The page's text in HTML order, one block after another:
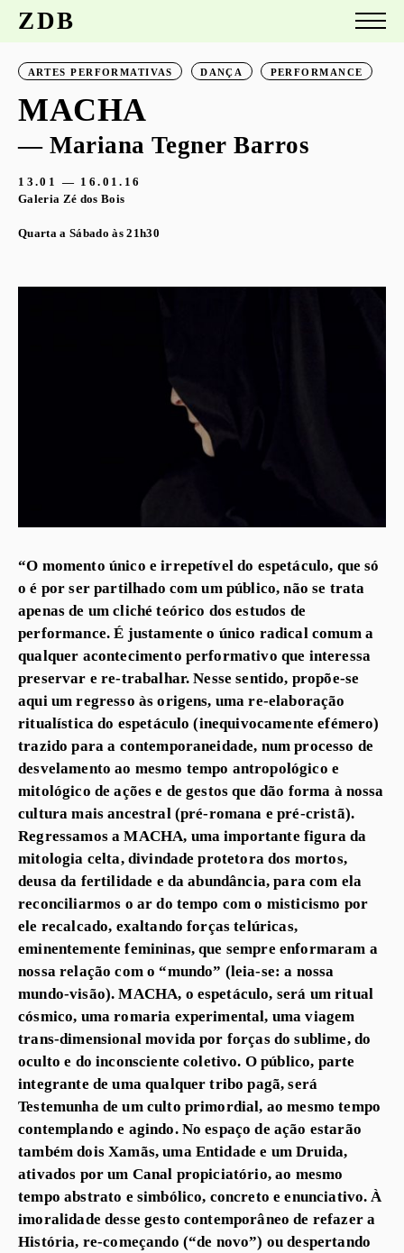
ZDB
ARTES PERFORMATIVAS DANÇA PERFORMANCE
MACHA
— Mariana Tegner Barros
13.01 — 16.01.16
Galeria Zé dos Bois
Quarta a Sábado às 21h30
“O momento único e irrepetível do espetáculo, que só
o é por ser partilhado com um público, não se trata
apenas de um cliché teórico dos estudos de
performance. É justamente o único radical comum a
qualquer acontecimento performativo que interessa
preservar e re-trabalhar. Nesse sentido, propõe-se
aqui um regresso às origens, uma re-elaboração
ritualística do espetáculo (inequivocamente efémero)
trazido para a contemporaneidade, num processo de
desvelamento ao mesmo tempo antropológico e
mitológico de ações e de gestos que dão forma à nossa
cultura mais ancestral (pré-romana e pré-cristã).
Regressamos a MACHA, uma importante figura da
mitologia celta, divindade protetora dos mortos,
deusa da fertilidade e da abundância, para com ela
reconciliarmos o ar do tempo com o misticismo por
ele recalcado, exaltando forças telúricas,
eminentemente femininas, que sempre enformaram a
nossa relação com o “mundo” (leia-se: a nossa
mundo-visão). MACHA, o espetáculo, será um ritual
cósmico, uma romaria experimental, uma viagem
trans-dimensional movida por forças do sublime, do
oculto e do inconsciente coletivo. O público, parte
integrante de uma qualquer tribo pagã, será
Testemunha de um culto primordial, ao mesmo tempo
contemplando e agindo. No espaço de ação estarão
também dois Xamãs, uma Entidade e um Druida,
ativados por um Canal propiciatório, ao mesmo
tempo abstrato e simbólico, concreto e enunciativo. À
imoralidade desse gesto contemporâneo de refazer a
História, re-começando (“de novo”) ou despertando